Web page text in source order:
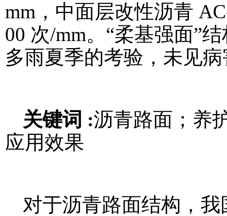
mm，中面层改性沥青
00 次/mm。“柔基强面”
多雨夏季的考验，未见
关键词 :沥青路面；养
应用效果
对于沥青路面结构，我